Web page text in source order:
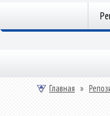
Главная »